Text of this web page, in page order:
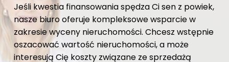
Jeśli kwestia finansowania spędza Ci sen z powiek,
nasze biuro oferuje kompleksowe wsparcie w
zakresie wyceny nieruchomości. Chcesz wstępnie
oszacować wartość nieruchomości, a może
interesują Cię koszty związane ze sprzedażą